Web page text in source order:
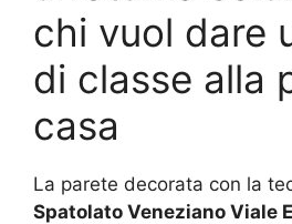
chi vuol dare
di classe alla
casa
La parete decorata con la
Spatolato Veneziano Viale